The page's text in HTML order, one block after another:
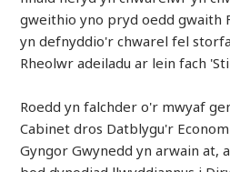
gweithio yno pryd oedd gwaith
yn defnyddio'r chwarel fel
Rheolwr adeiladu ar lein fach
Roedd yn falchder o'r mwyaf
Cabinet dros Datblygu'r
Gyngor Gwynedd yn arwain at,